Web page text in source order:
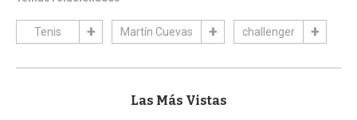
Tenis Martín Cuevas challenger
Las Más Vistas